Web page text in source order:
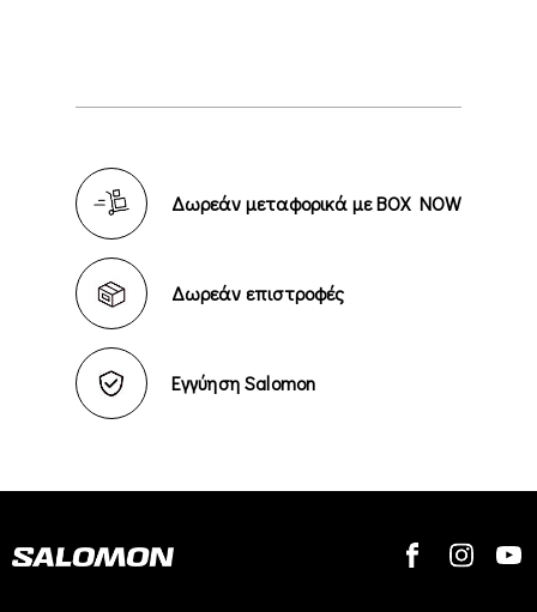
Δωρεάν μεταφορικά με BOX NOW
Δωρεάν επιστροφές
Εγγύηση Salomon